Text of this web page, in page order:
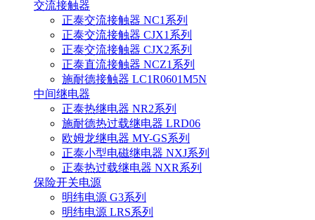
交流接触器
正泰交流接触器 NC1系列
正泰交流接触器 CJX1系列
正泰交流接触器 CJX2系列
正泰直流接触器 NCZ1系列
施耐德接触器 LC1R0601M5N
中间继电器
正泰热继电器 NR2系列
施耐德热过载继电器 LRD06
欧姆龙继电器 MY-GS系列
正泰小型电磁继电器 NXJ系列
正泰热过载继电器 NXR系列
保险开关电源
明纬电源 G3系列
明纬电源 LRS系列